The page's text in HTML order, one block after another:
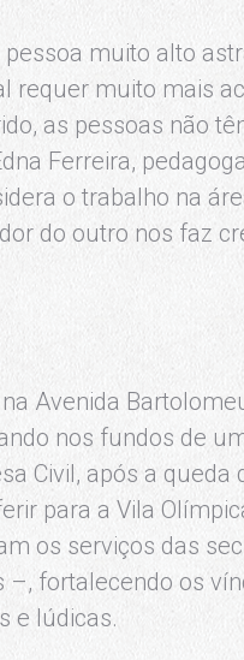
muito alto
requer muito mais
as pessoas não
Ferreira,
o trabalho na
do outro nos faz
Avenida
nos fundos de
Civil, após a
para a Vila
os serviços das
–, fortalecendo os
e lúdicas.